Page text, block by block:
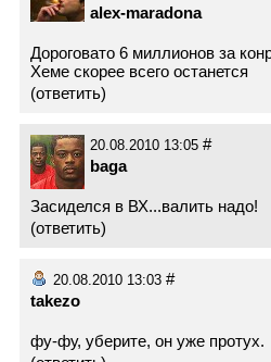
alex-maradona
Дороговато 6 миллионов за
Хеме скорее всего останется
(ответить)
20.08.2010 13:05 #
baga
Засиделся в ВХ...валить надо!
(ответить)
20.08.2010 13:03 #
takezo
фу-фу, уберите, он уже протух.